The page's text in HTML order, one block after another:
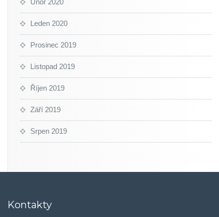
Únor 2020
Leden 2020
Prosinec 2019
Listopad 2019
Říjen 2019
Září 2019
Srpen 2019
Kontakty